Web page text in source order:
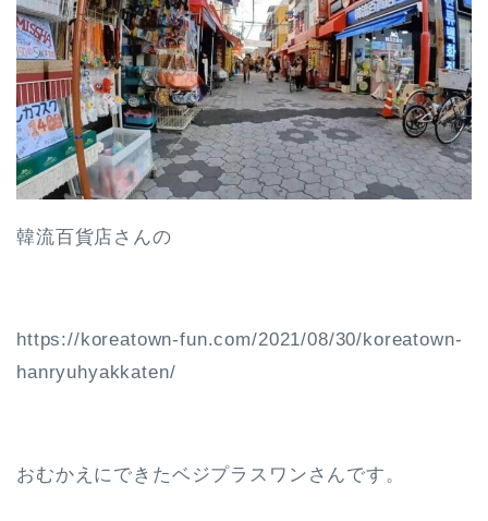
韓流百貨店さんの
https://koreatown-fun.com/2021/08/30/koreatown-
hanryuhyakkaten/
おむかえにできたベジプラスワンさんです。